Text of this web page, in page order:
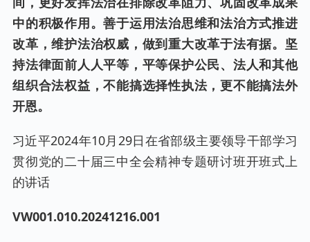
中的积极作用。善于运用法治思维和法治方式推进
改革，维护法治权威，做到重大改革于法有据。坚
持法律面前人人平等，平等保护公民、法人和其他
组织合法权益，不能搞选择性执法，更不能搞法外
开恩。
习近平2024年10月29日在省部级主要领导干部学习
贯彻党的二十届三中全会精神专题研讨班开班式上
的讲话
VW001.010.20241216.001